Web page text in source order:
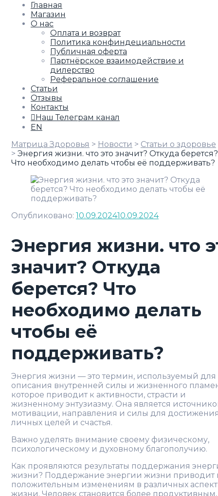
Главная
Магазин
О нас
Оплата и возврат
Политика конфиндециальности
Публичная оферта
Партнёрское взаимодействие и
дилерство
Реферальное соглашение
Статьи
Отзывы
Контакты
Наш Телеграм канал
EN
Матрица Здоровья > Новости > Статьи о здоровье
> Энергия жизни. что это значит? Откуда берется?
Что необходимо делать чтобы её поддерживать?
Опубликовано: 10.09.202410.09.2024
Энергия жизни. что
значит? Откуда
берется? Что
необходимо делать
чтобы её
поддерживать?
Энергия жизни — это термин, используемый для
описания внутренней силы и жизненного
которое приводит к активности, страсти и
жизненному энтузиазму. Она является
мотивации, направления и силы для
личных целей и счастья.
Важно уделять внимание своему физическому,
психологическому и духовному благополучию.
Как проявляются результаты поддержания
жизни? Поддержание энергии жизни приводит
положительным изменениям в различных
жизни. Человек становится более продуктивным,